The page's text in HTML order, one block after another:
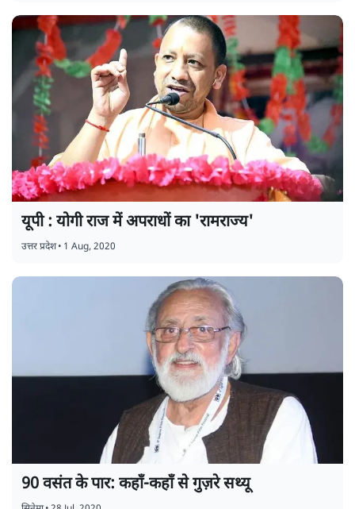
यूपी : योगी राज में अपराधों का 'रामराज्य'
उत्तर प्रदेश• 1 Aug, 2020
90 वसंत के पार: कहाँ-कहाँ से गुज़रे सथ्यू